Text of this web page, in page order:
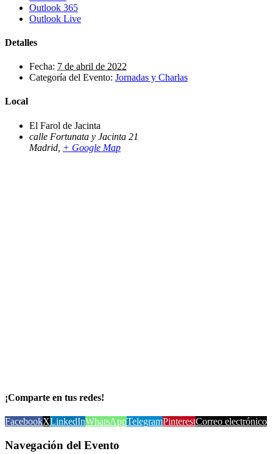
Outlook 365
Outlook Live
Detalles
Fecha: 7 de abril de 2022
Categoría del Evento: Jornadas y Charlas
Local
El Farol de Jacinta
calle Fortunata y Jacinta 21
Madrid + Google Map
¡Comparte en tus redes!
FacebookXLinkedInWhatsAppTelegramPinterestCorreo electrónico
Navegación del Evento